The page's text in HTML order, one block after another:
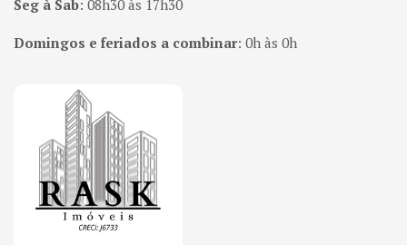
Seg à Sab: 08h30 às 17h30
Domingos e feriados a combinar: 0h às 0h
Página inicial